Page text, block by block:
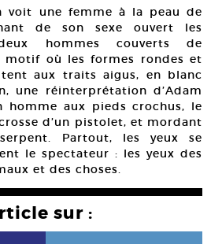
voit une femme à la peau de
de son sexe ouvert les
hommes couverts de
motif où les formes rondes et
aux traits aigus, en blanc
une réinterprétation d’Adam
homme aux pieds crochus, le
d’un pistolet, et mordant
Partout, les yeux se
le spectateur : les yeux des
et des choses.
sur :